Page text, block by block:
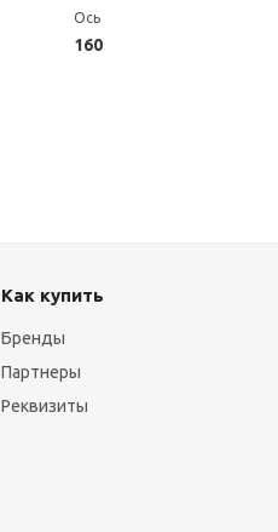
Ось
160
Как купить
Бренды
Партнеры
Реквизиты